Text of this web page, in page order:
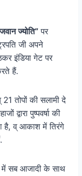
ज्योति” पर
जी अपने
इंडिया गेट पर
हैं.
तोपों की सलामी दे
द्वारा पुष्पवर्षा की
है, व् आकाश में तिरंगे
में सब आजादी के साथ